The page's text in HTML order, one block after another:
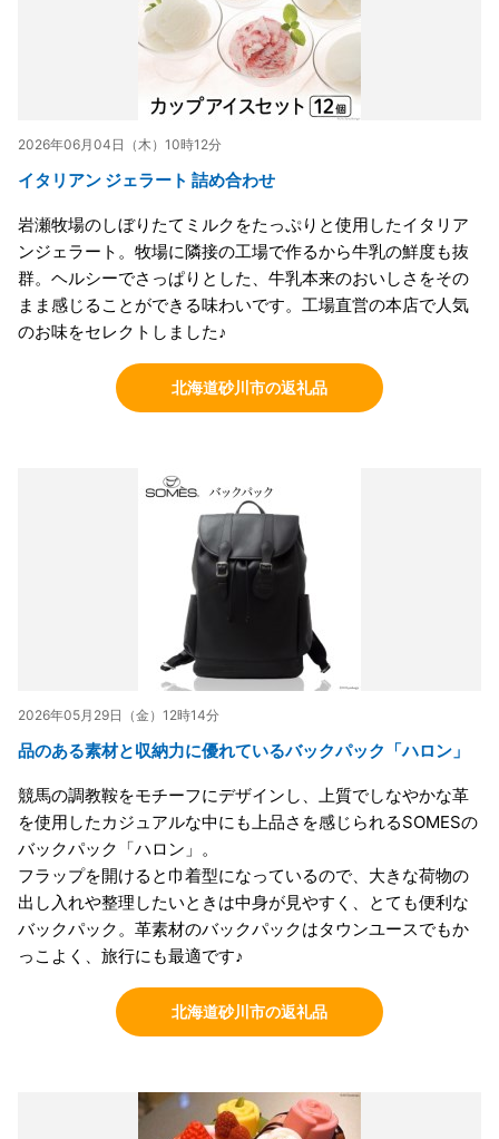
2026年06月04日（木）10時12分
イタリアン ジェラート 詰め合わせ
岩瀬牧場のしぼりたてミルクをたっぷりと使用したイタリア
ンジェラート。牧場に隣接の工場で作るから牛乳の鮮度も抜
群。ヘルシーでさっぱりとした、牛乳本来のおいしさをその
まま感じることができる味わいです。工場直営の本店で人気
のお味をセレクトしました♪
北海道砂川市の返礼品
2026年05月29日（金）12時14分
品のある素材と収納力に優れているバックパック「ハロン」
競馬の調教鞍をモチーフにデザインし、上質でしなやかな革
を使用したカジュアルな中にも上品さを感じられるSOMESの
バックパック「ハロン」。
フラップを開けると巾着型になっているので、大きな荷物の
出し入れや整理したいときは中身が見やすく、とても便利な
バックパック。革素材のバックパックはタウンユースでもか
っこよく、旅行にも最適です♪
北海道砂川市の返礼品